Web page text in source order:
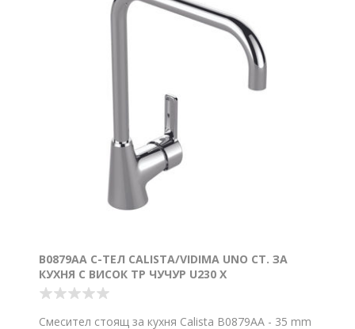
B0879AA С-ТЕЛ CALISTA/VIDIMA UNO СТ. ЗА
КУХНЯ С ВИСОК ТР ЧУЧУР U230 Х
Смесител стоящ за кухня Calista B0879AA - 35 mm